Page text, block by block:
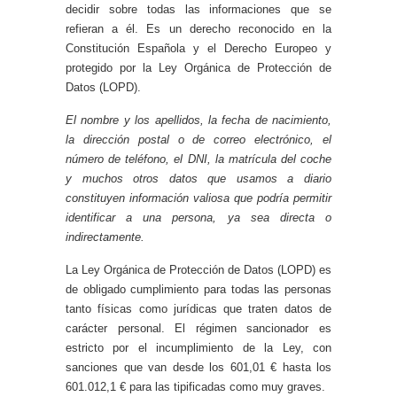
decidir sobre todas las informaciones que se
refieran a él. Es un derecho reconocido en la
Constitución Española y el Derecho Europeo y
protegido por la Ley Orgánica de Protección de
Datos (LOPD).
El nombre y los apellidos, la fecha de nacimiento,
la dirección postal o de correo electrónico, el
número de teléfono, el DNI, la matrícula del coche
y muchos otros datos que usamos a diario
constituyen información valiosa que podría permitir
identificar a una persona, ya sea directa o
indirectamente.
La Ley Orgánica de Protección de Datos (LOPD) es
de obligado cumplimiento para todas las personas
tanto físicas como jurídicas que traten datos de
carácter personal. El régimen sancionador es
estricto por el incumplimiento de la Ley, con
sanciones que van desde los 601,01 € hasta los
601.012,1 € para las tipificadas como muy graves.